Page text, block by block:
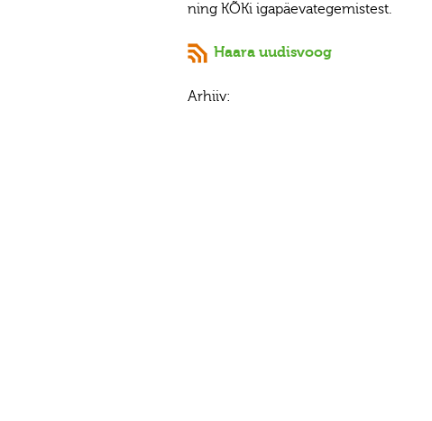
ning KÕKi igapäevategemistest.
Haara uudisvoog
Arhiiv: